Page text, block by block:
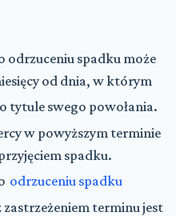
odrzuceniu spadku może
od dnia, w którym
tytule swego powołania.
w powyższym terminie
spadku.
odrzuceniu spadku
terminu jest